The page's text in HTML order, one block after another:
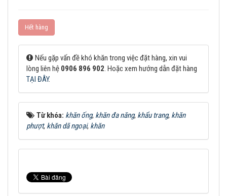
Hết hàng
Nếu gặp vấn đề khó khăn trong việc đặt hàng, xin vui
lòng liên hệ 0906 896 902. Hoặc xem hướng dẫn đặt hàng
TẠI ĐÂY.
Từ khóa: khăn ống, khăn đa năng, khẩu trang, khăn
phượt, khăn dã ngoại, khăn